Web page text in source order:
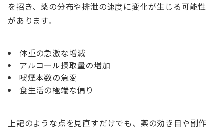
を招き、薬の分布や排泄の速度に変化が生じる可能性
があります。
体重の急激な増減
アルコール摂取量の増加
喫煙本数の急変
食生活の極端な偏り
上記のような点を見直すだけでも、薬の効き目や副作